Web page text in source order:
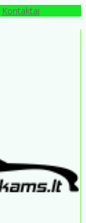
Kontaktai